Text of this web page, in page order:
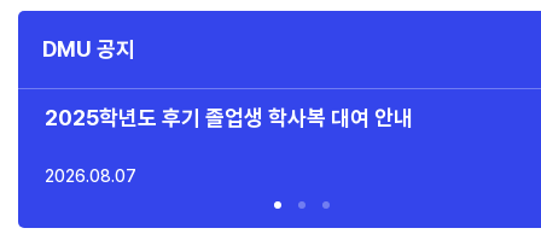
DMU 공지
2025학년도 후기 졸업생 학사복 대여 안내
2026.08.07